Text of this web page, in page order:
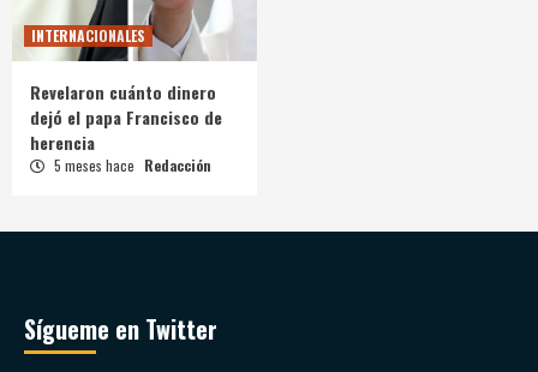
INTERNACIONALES
Revelaron cuánto dinero
dejó el papa Francisco de
herencia
5 meses hace Redacción
Sígueme en Twitter